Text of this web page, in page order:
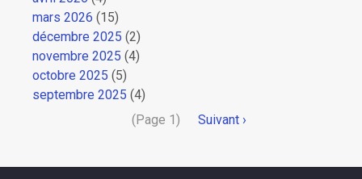
mars 2026 (15)
décembre 2025 (2)
novembre 2025 (4)
octobre 2025 (5)
septembre 2025 (4)
(Page 1)
Page
Suivant ›